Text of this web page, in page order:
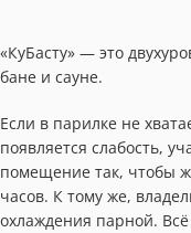
«КуБасту» — это
бане и сауне.
Если в парилке не
появляется слабость,
помещение так, чтобы
часов. К тому же,
охлаждения парной.